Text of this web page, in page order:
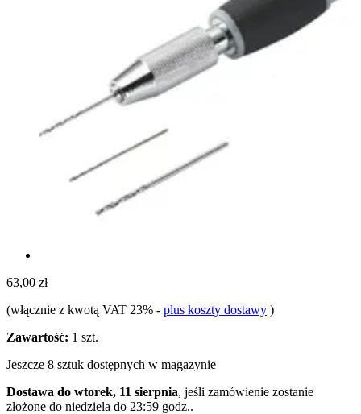
63,00 zł
(włącznie z kwotą VAT 23% - plus koszty dostawy )
Zawartość: 1 szt.
Jeszcze 8 sztuk dostępnych w magazynie
Dostawa do wtorek, 11 sierpnia, jeśli zamówienie zostanie
złożone do niedziela do 23:59 godz..